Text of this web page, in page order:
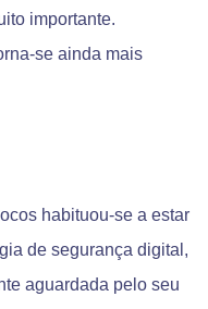
importante.
se ainda mais
habituou-se a estar
de segurança digital,
aguardada pelo seu